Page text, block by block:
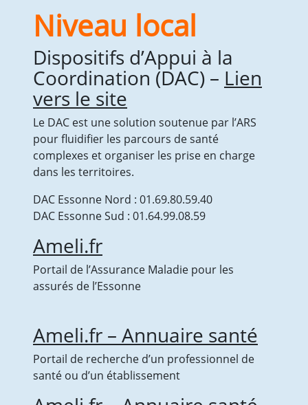
Tarifs et aides financières
Vie quotidienne
Les Médicaments
Droits et obligations
Prestations & Animations
Votre séjour
Visite
Le PASA
Les Comités
SPORT SANTE
Qu’est-ce que l’APA ?
Pourquoi pratiquer de l’Activité Physique
Adaptée (APA)?
d’activités physiques adaptées pour TOUS
Groupe de gym-équilibre sénior
Séances collectives ou individuelles pour
personnes en surpoids/ obésité (en
Séances collectives ou individuelles pour
personnes post-Covid 19
Inscription ou demande de renseignements
Politique qualité et RGPD
Niveau local
Dispositifs d’Appui à la
Coordination (DAC) – Lien
vers le site
Le DAC est une solution soutenue par l’ARS
pour fluidifier les parcours de santé
complexes et organiser les prise en charge
dans les territoires.
DAC Essonne Nord : 01.69.80.59.40
DAC Essonne Sud : 01.64.99.08.59
Ameli.fr
Portail de l’Assurance Maladie pour les
assurés de l’Essonne
Ameli.fr – Annuaire santé
Portail de recherche d’un professionnel de
santé ou d’un établissement